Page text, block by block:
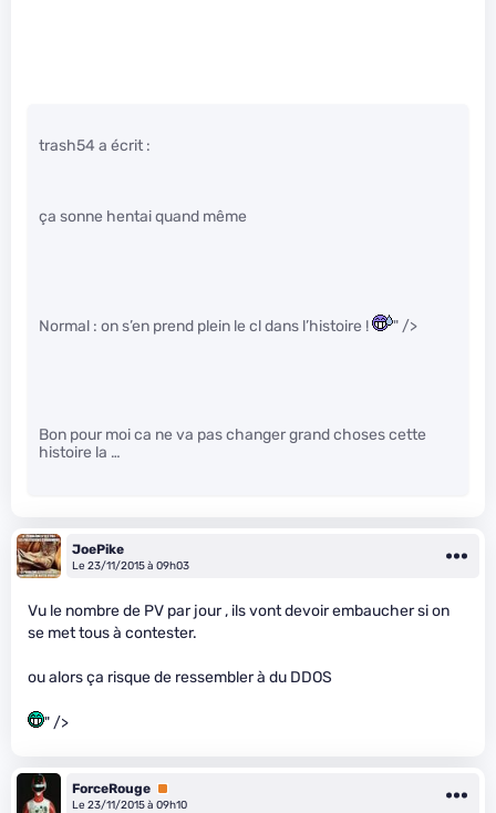
trash54 a écrit :
ça sonne hentai quand même
Normal : on s’en prend plein le cl dans l’histoire ! " />
Bon pour moi ca ne va pas changer grand choses cette
histoire la …
JoePike
Le 23/11/2015 à 09h03
Vu le nombre de PV par jour , ils vont devoir embaucher si on
se met tous à contester.
ou alors ça risque de ressembler à du DDOS
" />
ForceRouge Premium
Le 23/11/2015 à 09h10